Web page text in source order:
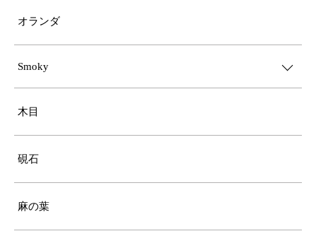
オランダ
Smoky
木目
硯石
麻の葉